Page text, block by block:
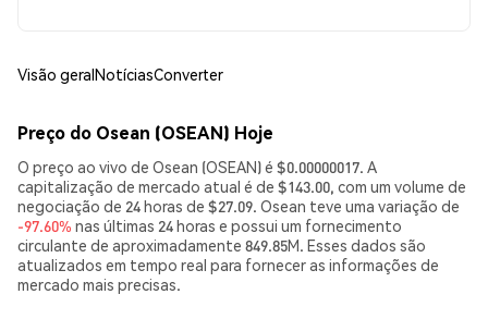
Visão geralNotíciasConverter
Preço do Osean (OSEAN) Hoje
O preço ao vivo de Osean (OSEAN) é $0.00000017. A
capitalização de mercado atual é de $143.00, com um volume de
negociação de 24 horas de $27.09. Osean teve uma variação de
-97.60% nas últimas 24 horas e possui um fornecimento
circulante de aproximadamente 849.85M. Esses dados são
atualizados em tempo real para fornecer as informações de
mercado mais precisas.